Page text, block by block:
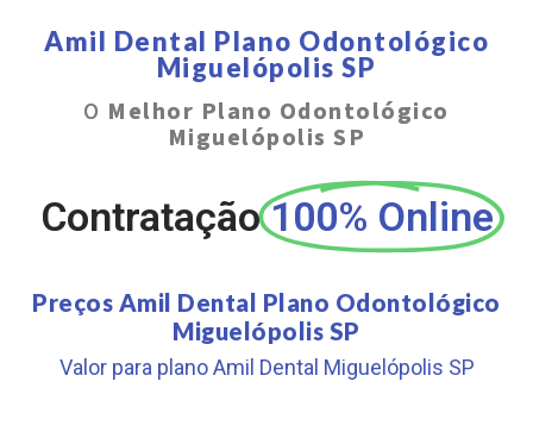
Amil Dental Plano Odontológico
Miguelópolis SP
O Melhor Plano Odontológico
Miguelópolis SP
Contratação 100% Online
Preços Amil Dental Plano Odontológico
Miguelópolis SP
Valor para plano Amil Dental Miguelópolis SP